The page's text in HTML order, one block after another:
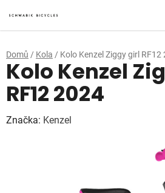
na
obsah
Domů / Kola / Kolo Kenzel Ziggy girl RF12
Kolo Kenzel
RF12 2024
Značka: Kenzel